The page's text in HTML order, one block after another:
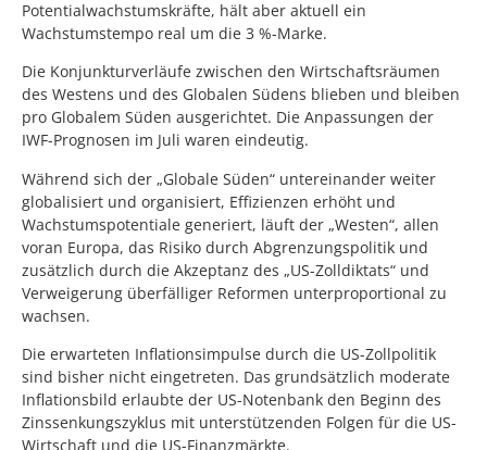
Potentialwachstumskräfte, hält aber aktuell ein
Wachstumstempo real um die 3 %-Marke.
Die Konjunkturverläufe zwischen den Wirtschaftsräumen
des Westens und des Globalen Südens blieben und bleiben
pro Globalem Süden ausgerichtet. Die Anpassungen der
IWF-Prognosen im Juli waren eindeutig.
Während sich der „Globale Süden“ untereinander weiter
globalisiert und organisiert, Effizienzen erhöht und
Wachstumspotentiale generiert, läuft der „Westen“, allen
voran Europa, das Risiko durch Abgrenzungspolitik und
zusätzlich durch die Akzeptanz des „US-Zolldiktats“ und
Verweigerung überfälliger Reformen unterproportional zu
wachsen.
Die erwarteten Inflationsimpulse durch die US-Zollpolitik
sind bisher nicht eingetreten. Das grundsätzlich moderate
Inflationsbild erlaubte der US-Notenbank den Beginn des
Zinssenkungszyklus mit unterstützenden Folgen für die US-
Wirtschaft und die US-Finanzmärkte.